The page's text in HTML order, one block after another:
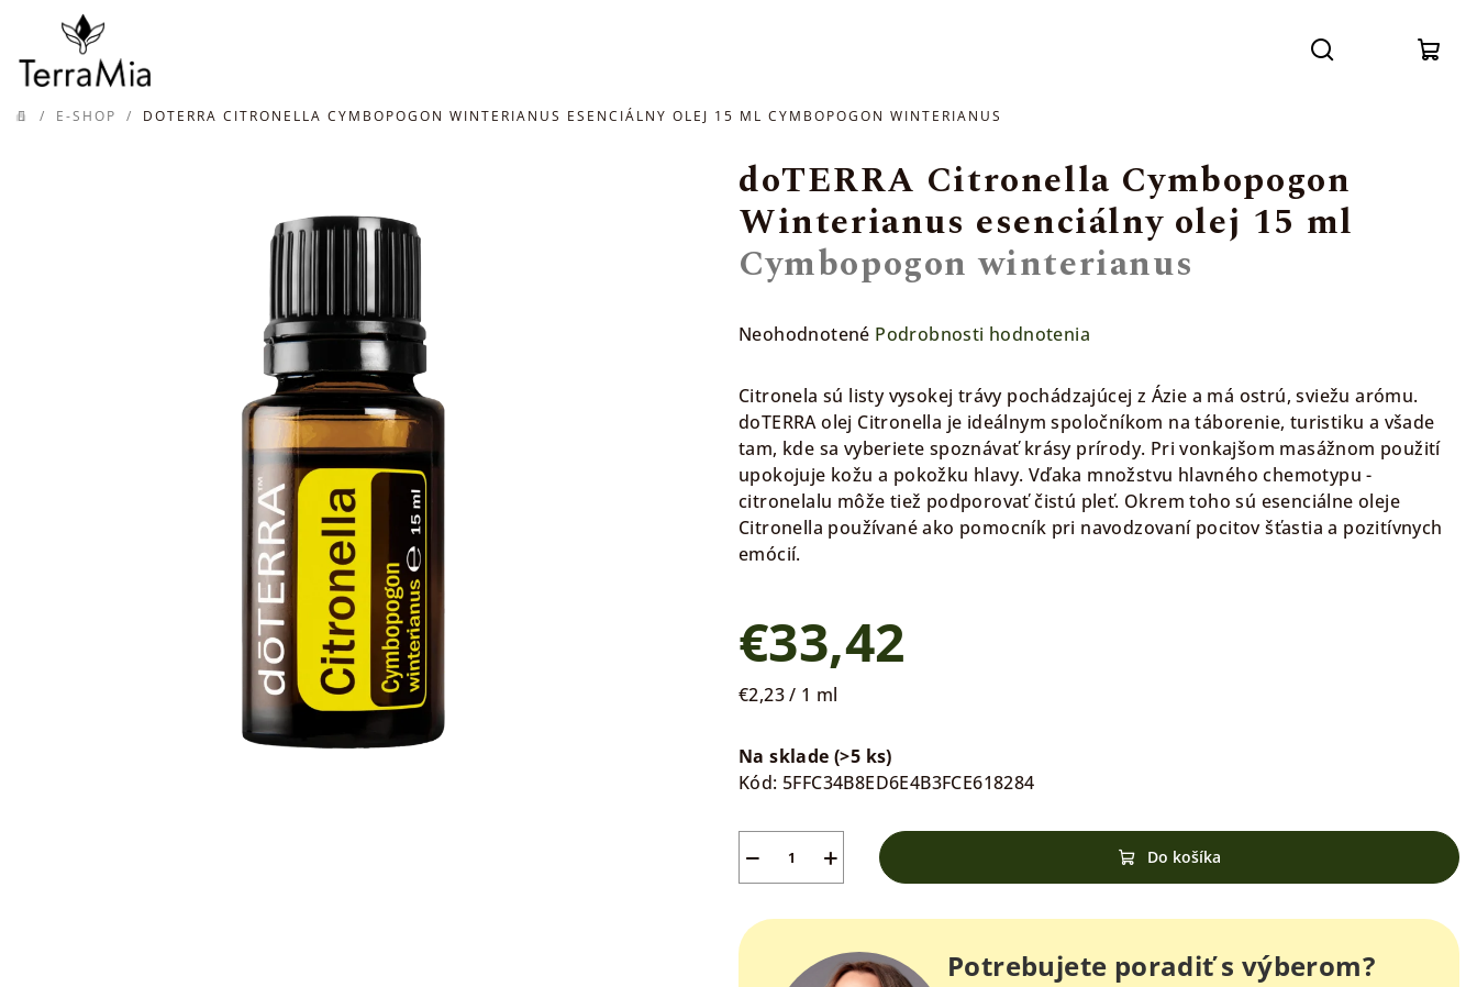
obsah
DOMOV
/ E-SHOP / DOTERRA CITRONELLA CYMBOPOGON WINTERIANUS ESENCIÁLNY OLEJ 15 ML CYMBOPOGON WINTERIANUS
doTERRA Citronella Cymbopogon
Winterianus esenciálny olej 15 ml
Cymbopogon winterianus
Priemerné
produktu
je
0,0
hviezdičiek.
Neohodnotené Podrobnosti hodnotenia
Citronela sú listy vysokej trávy pochádzajúcej z Ázie a má ostrú, sviežu arómu.
doTERRA olej Citronella je ideálnym spoločníkom na táborenie, turistiku a všade
tam, kde sa vyberiete spoznávať krásy prírody. Pri vonkajšom masážnom použití
upokojuje kožu a pokožku hlavy. Vďaka množstvu hlavného chemotypu -
citronelalu môže tiež podporovať čistú pleť. Okrem toho sú esenciálne oleje
Citronella používané ako pomocník pri navodzovaní pocitov šťastia a pozitívnych
emócií.
€33,42
Jednotková
€2,23 / 1 ml
Na sklade(>5 ks)
Kód: 5FFC34B8ED6E4B3FCE618284
+
− Do košíka
Potrebujete poradiť s výberom?